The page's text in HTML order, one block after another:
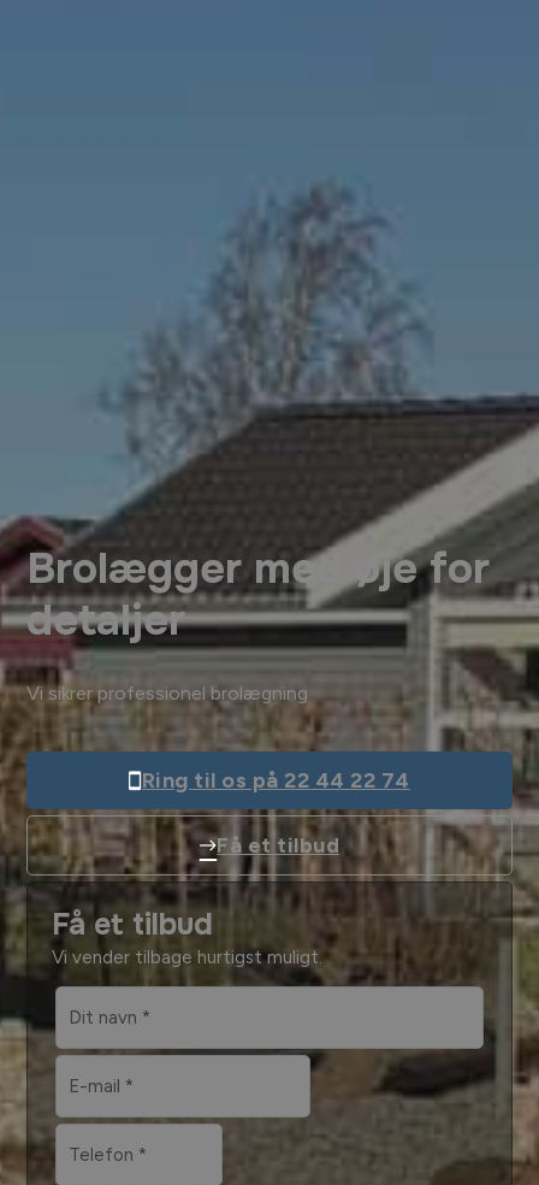
Få et tilbud
Vi vender tilbage hurtigst muligt.
Brolægger med øje for
detaljer
Vi sikrer professionel brolægning
Ring til os på 22 44 22 74
Få et tilbud